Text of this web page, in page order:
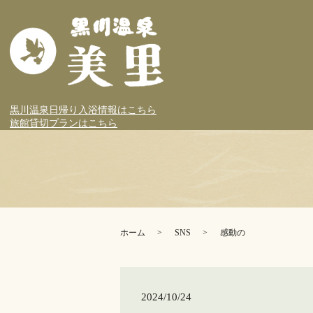
黒川温泉日帰り入浴情報はこちら
旅館貸切プランはこちら
ホーム SNS 感動の
2024/10/24